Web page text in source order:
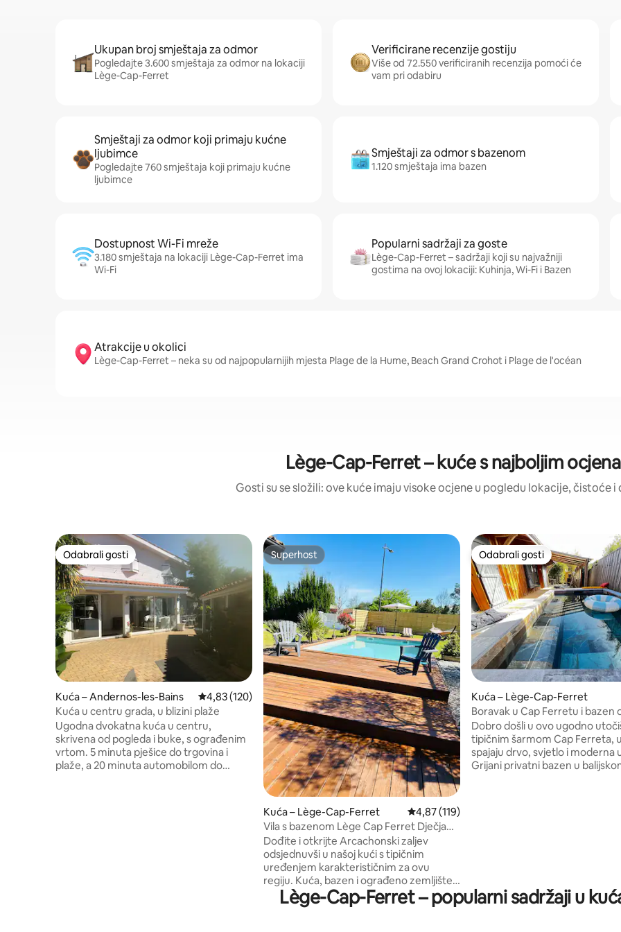
Ukupan broj smještaja za odmor
Pogledajte 3.600 smještaja za odmor na lokaciji
Lège-Cap-Ferret
Verificirane recenzije gostiju
Više od 72.550 verificiranih recenzija pomoći će
vam pri odabiru
Smještaji za odmor koji primaju kućne
ljubimce
Pogledajte 760 smještaja koji primaju kućne
ljubimce
Smještaji za odmor s bazenom
1.120 smještaja ima bazen
Dostupnost Wi-Fi mreže
3.180 smještaja na lokaciji Lège-Cap-Ferret ima
Wi-Fi
Popularni sadržaji za goste
Lège-Cap-Ferret – sadržaji koji su najvažniji
gostima na ovoj lokaciji: Kuhinja, Wi-Fi i Bazen
Atrakcije u okolici
Lège-Cap-Ferret – neka su od najpopularnijih mjesta Plage de la Hume, Beach Grand Crohot i Plage de l'océan
Lège-Cap-Ferret – kuće s najboljim
Gosti su se složili: ove kuće imaju visoke ocjene u pogledu lokacije, čistoće
Odabrali gosti
Odabrali gosti
Kuća – Andernos-les-Bains Prosječna ocjena: 4,83/5, recenzija: 120
4,83 (120)
Kuća u centru grada, u blizini plaže
Ugodna dvokatna kuća u centru,
skrivena od pogleda i buke, s ograđenim
vrtom. 5 minuta pješice do trgovina i
plaže, a 20 minuta automobilom do
Superhost
Superhost
Kuća – Lège-Cap-Ferret Prosječna ocjena: 4,87/5, recenzija: 119
4,87 (119)
Vila s bazenom Lège Cap Ferret Dječja
igrališta
Dođite i otkrijte Arcachonski zaljev
odsjednuvši u našoj kući s tipičnim
uređenjem karakterističnim za ovu
regiju. Kuća, bazen i ograđeno zemljište
od 1.300 m² u potpunosti su samo vaši.
Na posjedu se nalaze kuća i velika garaža
Odabrali gosti
Odabrali gosti
Kuća – Lège-Cap-Ferret
Boravak u Cap Ferretu i bazen
očuvani
Dobro došli u ovo ugodno
tipičnim šarmom Cap Ferreta,
spajaju drvo, svjetlo i moderna
Grijani privatni bazen u
Lège-Cap-Ferret – popularni sadržaji u